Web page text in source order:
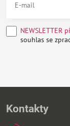
NEWSLETTER
souhlas
Kontakty